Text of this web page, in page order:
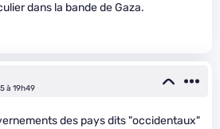
dans la bande de Gaza.
à 19h49
des pays dits "occidentaux"